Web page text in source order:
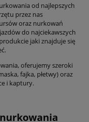
od najlepszych
przez nas
oraz nurkowań
do najciekawszych
jaki znajduje się
oferujemy szeroki
fajka, płetwy) oraz
i kaptury.